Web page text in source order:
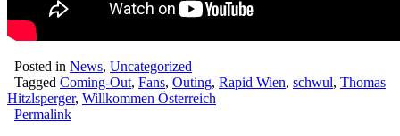
Posted in News, Uncategorized
Tagged Coming-Out, Fans, Outing, Rapid Wien, schwul, Thomas
Hitzlsperger, Willkommen Österreich
Permalink